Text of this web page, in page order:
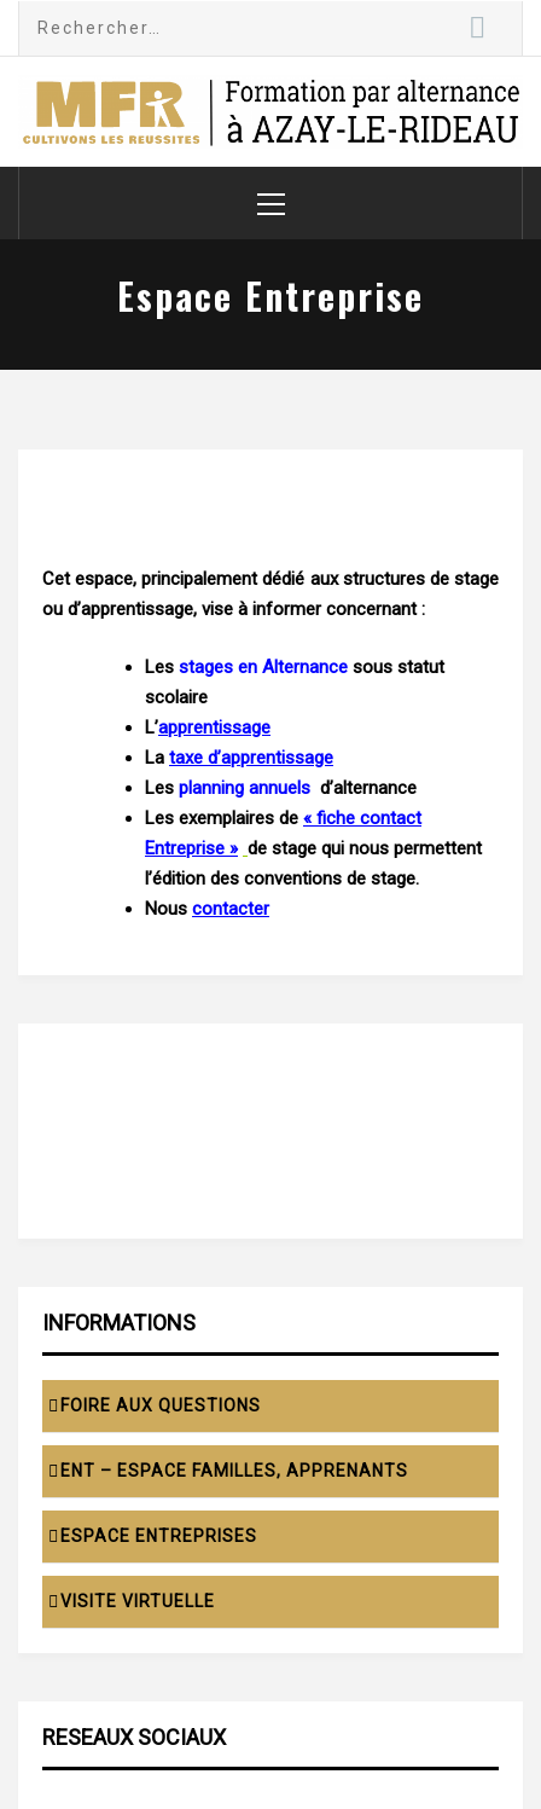
MFR-CFA Azay le
Rideau
Cultivons les réussites
Menu
Espace Entreprise
Cet espace, principalement dédié aux structures de stage
ou d’apprentissage, vise à informer concernant :
Les stages en Alternance sous statut
scolaire
L’apprentissage
La taxe d’apprentissage
Les planning annuels d’alternance
Les exemplaires de « fiche contact
Entreprise » de stage qui nous permettent
l’édition des conventions de stage.
Nous contacter
INFORMATIONS
FOIRE AUX QUESTIONS
ENT – ESPACE FAMILLES, APPRENANTS
ESPACE ENTREPRISES
VISITE VIRTUELLE
RESEAUX SOCIAUX